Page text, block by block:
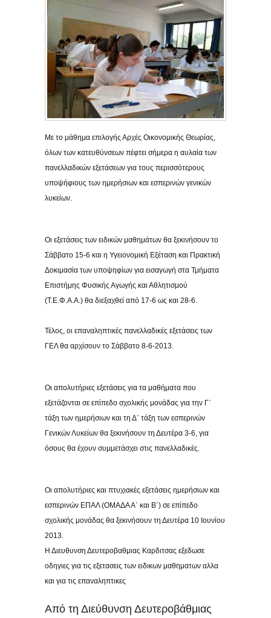
Με το μάθημα επιλογής Αρχές Οικονομικής Θεωρίας,
όλων των κατευθύνσεων πέφτει σήμερα η αυλαία των
πανελλαδικών εξετάσεων για τους περισσότερους
υποψήφιους των ημερήσιων και εσπερινών γενικών
λυκείων.
Οι εξετάσεις των ειδικών μαθημάτων θα ξεκινήσουν το
Σάββατο 15-6 και η Υγειονομική Εξέταση και Πρακτική
Δοκιμασία των υποψηφίων για εισαγωγή στα Τμήματα
Επιστήμης Φυσικής Αγωγής και Αθλητισμού
(Τ.Ε.Φ.Α.Α.) θα διεξαχθεί από 17-6 ως και 28-6.
Τέλος, οι επαναληπτικές πανελλαδικές εξετάσεις των
ΓΕΛ θα αρχίσουν το Σάββατο 8-6-2013.
Οι απολυτήριες εξετάσεις για τα μαθήματα που
εξετάζονται σε επίπεδο σχολικής μονάδας για την Γ΄
τάξη των ημερήσιων και τη Δ΄ τάξη των εσπερινών
Γενικών Λυκείων θα ξεκινήσουν τη Δευτέρα 3-6, για
όσους θα έχουν συμμετάσχει στις πανελλαδικές.
Οι απολυτήριες και πτυχιακές εξετάσεις ημερήσιων και
εσπερινών ΕΠΑΛ (ΟΜΑΔΑ Α΄ και Β΄) σε επίπεδο
σχολικής μονάδας θα ξεκινήσουν τη Δευτέρα 10 Ιουνίου
2013.
Η Διευθυνση Δευτεροβαθμιας Καρδιτσας εξεδωσε
οδηγιες για τις εξετασεις των ειδικων μαθηματων αλλα
και για τις επαναληπτικες
Από τη Διεύθυνση Δευτεροβάθμιας